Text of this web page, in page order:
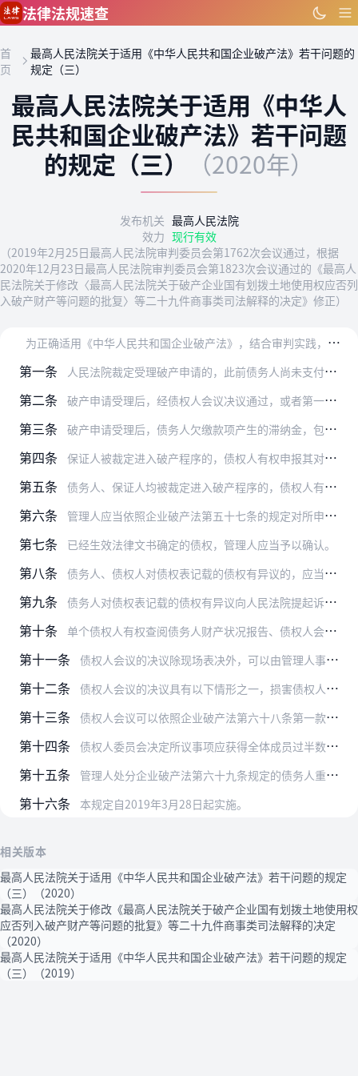
跳到主要内容
法律法规速查
首
页
最高人民法院关于适用《中华人民共和国企业破产法》若干问题的
规定（三）
最高人民法院关于适用《中华人
民共和国企业破产法》若干问题
的规定（三）
（2020年）
发布机关 最高人民法院
效力 现行有效
（2019年2月25日最高人民法院审判委员会第1762次会议通过，根据
2020年12月23日最高人民法院审判委员会第1823次会议通过的《最高人
民法院关于修改〈最高人民法院关于破产企业国有划拨土地使用权应否列
入破产财产等问题的批复〉等二十九件商事类司法解释的决定》修正）
为
正确适用《中华人民共和国企业破产法》，结合审判实践，就人民法院审理企业破产案件中有关债权人权利行使等相关法律适用问题，制定本规定。
第一条
人民法院裁定受理破产申请的，此前债务人尚未支付的公司强制清算费用、未终结的执行程序中产生的评估费、公告费、保管费等执行费用，可以参照企业破产法关于破产费用的规定…
第二条 破产申请受理后，经债权人会议决议通过，或者第一次债权人会议召开前经人民法院许可，管理人或者自行管理的债务人可以为债务人继续营业而借款。提供借款的债权人主张参照企…
第三条 破产申请受理后，债务人欠缴款项产生的滞纳金，包括债务人未履行生效法律文书应当加倍支付的迟延利息和劳动保险金的滞纳金，债权人作为破产债权申报的，人民法院不予确认。
第四条 保证人被裁定进入破产程序的，债权人有权申报其对保证人的保证债权。
第五条 债务人、保证人均被裁定进入破产程序的，债权人有权向债务人、保证人分别申报债权。
第六条 管理人应当依照企业破产法第五十七条的规定对所申报的债权进行登记造册，详尽记载申报人的姓名、单位、代理人、申报债权额、担保情况、证据、联系方式等事项，形成债权申报…
第七条 已经生效法律文书确定的债权，管理人应当予以确认。
第八条 债务人、债权人对债权表记载的债权有异议的，应当说明理由和法律依据。经管理人解释或调整后，异议人仍然不服的，或者管理人不予解释或调整的，异议人应当在债权人会议核查…
第九条 债务人对债权表记载的债权有异议向人民法院提起诉讼的，应将被异议债权人列为被告。债权人对债权表记载的他人债权有异议的，应将被异议债权人列为被告；债权人对债权表记载…
第十条 单个债权人有权查阅债务人财产状况报告、债权人会议决议、债权人委员会决议、管理人监督报告等参与破产程序所必需的债务人财务和经营信息资料。管理人无正当理由不予提供的…
第十一条 债权人会议的决议除现场表决外，可以由管理人事先将相关决议事项告知债权人，采取通信、网络投票等非现场方式进行表决。采取非现场方式进行表决的，管理人应当在债权人会议…
第十二条 债权人会议的决议具有以下情形之一，损害债权人利益，债权人申请撤销的，人民法院应予支持：
第十三条 债权人会议可以依照企业破产法第六十八条第一款第四项的规定，委托债权人委员会行使企业破产法第六十一条第一款第二、三、五项规定的债权人会议职权。债权人会议不得作出概…
第十四条 债权人委员会决定所议事项应获得全体成员过半数通过，并作成议事记录。债权人委员会成员对所议事项的决议有不同意见的，应当在记录中载明。
第十五条 管理人处分企业破产法第六十九条规定的债务人重大财产的，应当事先制作财产管理或者变价方案并提交债权人会议进行表决，债权人会议表决未通过的，管理人不得处分。
第十六条 本规定自2019年3月28日起实施。
相关版本
最高人民法院关于适用《中华人民共和国企业破产法》若干问题的规定
（三）（2020）
最高人民法院关于修改《最高人民法院关于破产企业国有划拨土地使用权
应否列入破产财产等问题的批复》等二十九件商事类司法解释的决定
（2020）
最高人民法院关于适用《中华人民共和国企业破产法》若干问题的规定
（三）（2019）